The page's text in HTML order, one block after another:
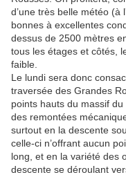
d’une très belle météo (à
bonnes à excellentes
dessus de 2500 mètres
tous les étages et côtés,
faible.
Le lundi sera donc
traversée des Grandes
points hauts du massif
des remontées
surtout en la descente
celle-ci n’offrant aucun
long, et en la variété des
descente se déroulant